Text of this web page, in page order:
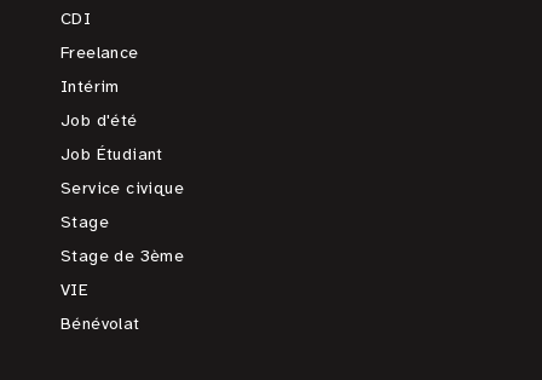
CDI
Freelance
Intérim
Job d'été
Job Étudiant
Service civique
Stage
Stage de 3ème
VIE
Bénévolat